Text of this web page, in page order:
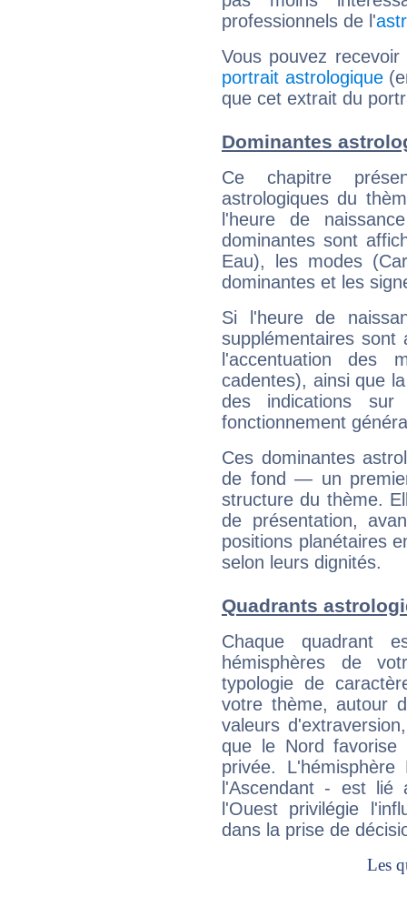
professionnels de l'
Vous pouvez
portrait astrologique
que cet extrait du
Dominantes
Ce chapitre
astrologiques du
l'heure de
dominantes sont
Eau), les modes
dominantes et les
Si l'heure de
supplémentaires sont
l'accentuation des
cadentes), ainsi que
des indications sur
fonctionnement
Ces dominantes
de fond — un
structure du thème.
de présentation,
positions planétaires
selon leurs dignités.
Quadrants
Chaque quadrant
hémisphères de
typologie de
votre thème, autour
valeurs
que le Nord favorise
privée.
l'Ascendant - est
l'Ouest privilégie
dans la prise de